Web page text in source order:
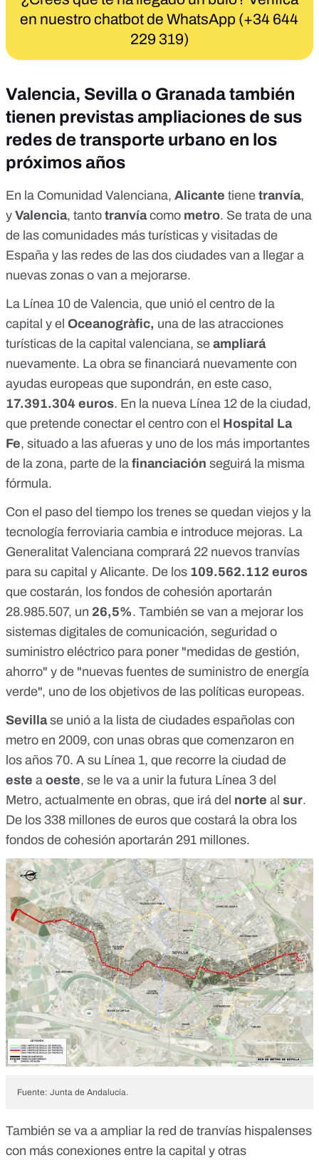
en nuestro chatbot de WhatsApp (+34 644
229 319)
Valencia, Sevilla o Granada también
tienen previstas ampliaciones de sus
redes de transporte urbano en los
próximos años
En la Comunidad Valenciana, Alicante tiene tranvía,
y Valencia, tanto tranvíacomo metro. Se trata de una
de las comunidades más turísticas y visitadas de
España y las redes de las dos ciudades van a llegar a
nuevas zonas o van a mejorarse.
La Línea 10 de Valencia, que unió el centro de la
capital y el Oceanogràfic, una de las atracciones
turísticas de la capital valenciana, se ampliará
nuevamente. La obra se financiará nuevamente con
ayudas europeas que supondrán, en este caso,
17.391.304 euros. En la nueva Línea 12 de la ciudad,
que pretende conectar el centro con el Hospital La
Fe, situado a las afueras y uno de los más importantes
de la zona, parte de la financiación seguirá la misma
fórmula.
Con el paso del tiempo los trenes se quedan viejos y la
tecnología ferroviaria cambia e introduce mejoras. La
Generalitat Valenciana comprará 22 nuevos tranvías
para su capital y Alicante. De los 109.562.112 euros
que costarán, los fondos de cohesión aportarán
28.985.507, un 26,5%. También se van a mejorar los
sistemas digitales de comunicación, seguridad o
suministro eléctrico para poner "medidas de gestión,
ahorro" y de "nuevas fuentes de suministro de energía
verde", uno de los objetivos de las políticas europeas.
Sevillase unió a la lista de ciudades españolas con
metro en 2009, con unas obras que comenzaron en
los años 70. A su Línea 1, que recorre la ciudad de
este a oeste, se le va a unir la futura Línea 3 del
Metro, actualmente en obras, que irá del norte al sur.
De los 338 millones de euros que costará la obra los
fondos de cohesión aportarán 291 millones.
Fuente: Junta de Andalucía.
También se va a ampliar la red de tranvías hispalenses
con más conexiones entre la capital y otras